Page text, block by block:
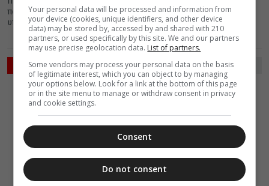
πολιτική σκηνή της χώρας και κυρίως το αρνητικό κλίμα που
υπάρχει για την...
ΡΟΗ ΕΙΔΗΣΕΩΝ
ΔΙΑΛΟΓΟΣ
07 Αυγούστου 2026
Η καταφατική
Your personal data will be processed and information from
your device (cookies, unique identifiers, and other device
data) may be stored by, accessed by and shared with 210
partners, or used specifically by this site. We and our partners
may use precise geolocation data. List of partners.
Some vendors may process your personal data on the basis
of legitimate interest, which you can object to by managing
your options below. Look for a link at the bottom of this page
or in the site menu to manage or withdraw consent in privacy
and cookie settings.
Consent
Do not consent